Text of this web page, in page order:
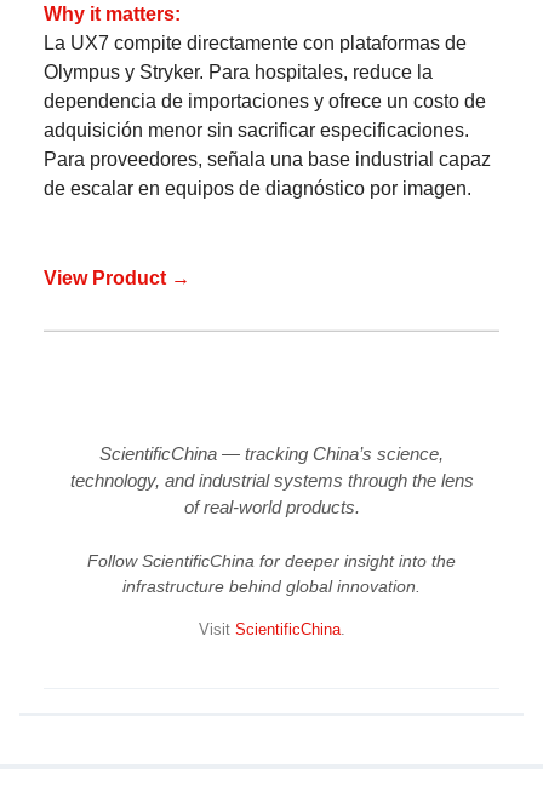
Why it matters:
La UX7 compite directamente con plataformas de
Olympus y Stryker. Para hospitales, reduce la
dependencia de importaciones y ofrece un costo de
adquisición menor sin sacrificar especificaciones.
Para proveedores, señala una base industrial capaz
de escalar en equipos de diagnóstico por imagen.
View Product →
ScientificChina — tracking China’s science,
technology, and industrial systems through the lens
of real-world products.
Follow ScientificChina for deeper insight into the
infrastructure behind global innovation.
Visit ScientificChina.